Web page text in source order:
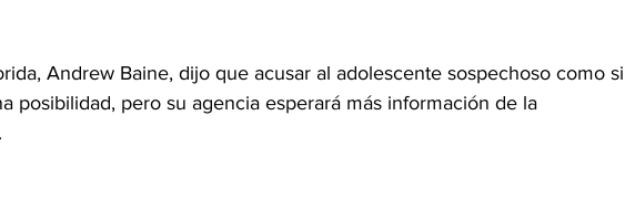
Andrew Baine, dijo que acusar al adolescente sospechoso como
posibilidad, pero su agencia esperará más información de la